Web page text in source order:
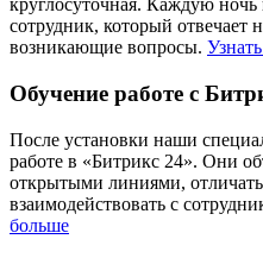
круглосуточная. Каждую
сотрудник, который отвечает
возникающие вопросы.
Обучение работе с
После установки наши
работе в «Битрикс 24». Они
открытыми линиями, отличать
взаимодействовать с
больше